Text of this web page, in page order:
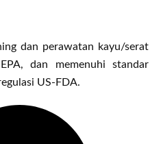
dan perawatan kayu/serat
dan memenuhi standar
US-FDA.